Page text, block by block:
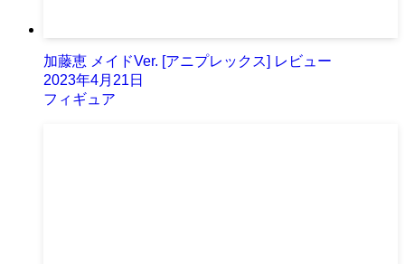
加藤恵 メイドVer. [アニプレックス] レビュー
2023年4月21日
フィギュア